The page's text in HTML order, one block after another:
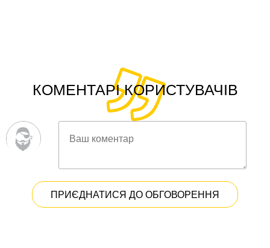
КОМЕНТАРІ КОРИСТУВАЧІВ
ПРИЄДНАТИСЯ ДО ОБГОВОРЕННЯ